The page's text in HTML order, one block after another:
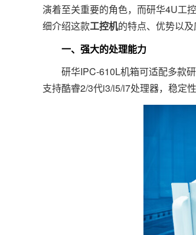
演着至关重要的角色，而研华4U工
细介绍这款工控机的特点、优势以及
一、强大的处理能力
研华IPC-610L机箱可适配多款研
支持酷睿2/3代i3/i5/i7处理器，稳定